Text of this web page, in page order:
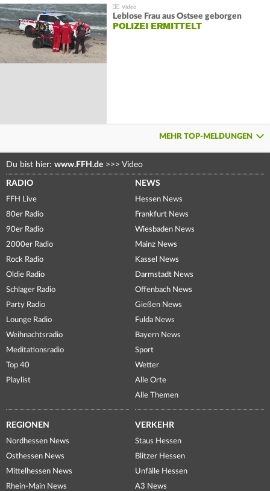
Leblose Frau aus Ostsee geborgen
POLIZEI ERMITTELT
MEHR TOP-MELDUNGEN
Du bist hier: www.FFH.de >>> Video
RADIO
FFH Live
80er Radio
90er Radio
2000er Radio
Rock Radio
Oldie Radio
Schlager Radio
Party Radio
Lounge Radio
Weihnachtsradio
Meditationsradio
Top 40
Playlist
NEWS
Hessen News
Frankfurt News
Wiesbaden News
Mainz News
Kassel News
Darmstadt News
Offenbach News
Gießen News
Fulda News
Bayern News
Sport
Wetter
Alle Orte
Alle Themen
REGIONEN
Nordhessen News
Osthessen News
Mittelhessen News
Rhein-Main News
VERKEHR
Staus Hessen
Blitzer Hessen
Unfälle Hessen
A3 News